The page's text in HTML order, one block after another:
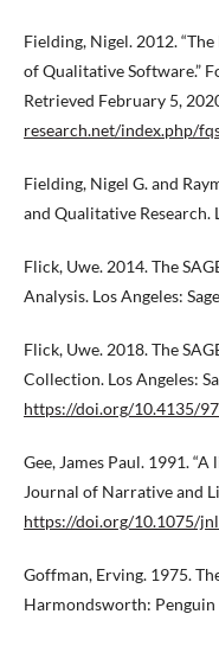
Fielding, Nigel. 2012.
of Qualitative Software.”
Retrieved February 5,
research.net/index.php/
Fielding, Nigel G. and
and Qualitative Research.
Flick, Uwe. 2014. The
Analysis. Los Angeles:
Flick, Uwe. 2018. The
Collection. Los Angeles:
https://doi.org/10.4135/
Gee, James Paul. 1991.
Journal of Narrative and
https://doi.org/10.1075/
Goffman, Erving. 1975.
Harmondsworth: Penguin